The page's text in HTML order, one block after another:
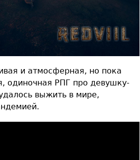
и атмосферная, но пока
одиночная РПГ про девушку-
выжить в мире,